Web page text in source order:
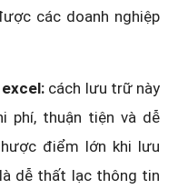
các doanh nghiệp
cách lưu trữ này
phí, thuận tiện và dễ
điểm lớn khi lưu
dễ thất lạc thông tin